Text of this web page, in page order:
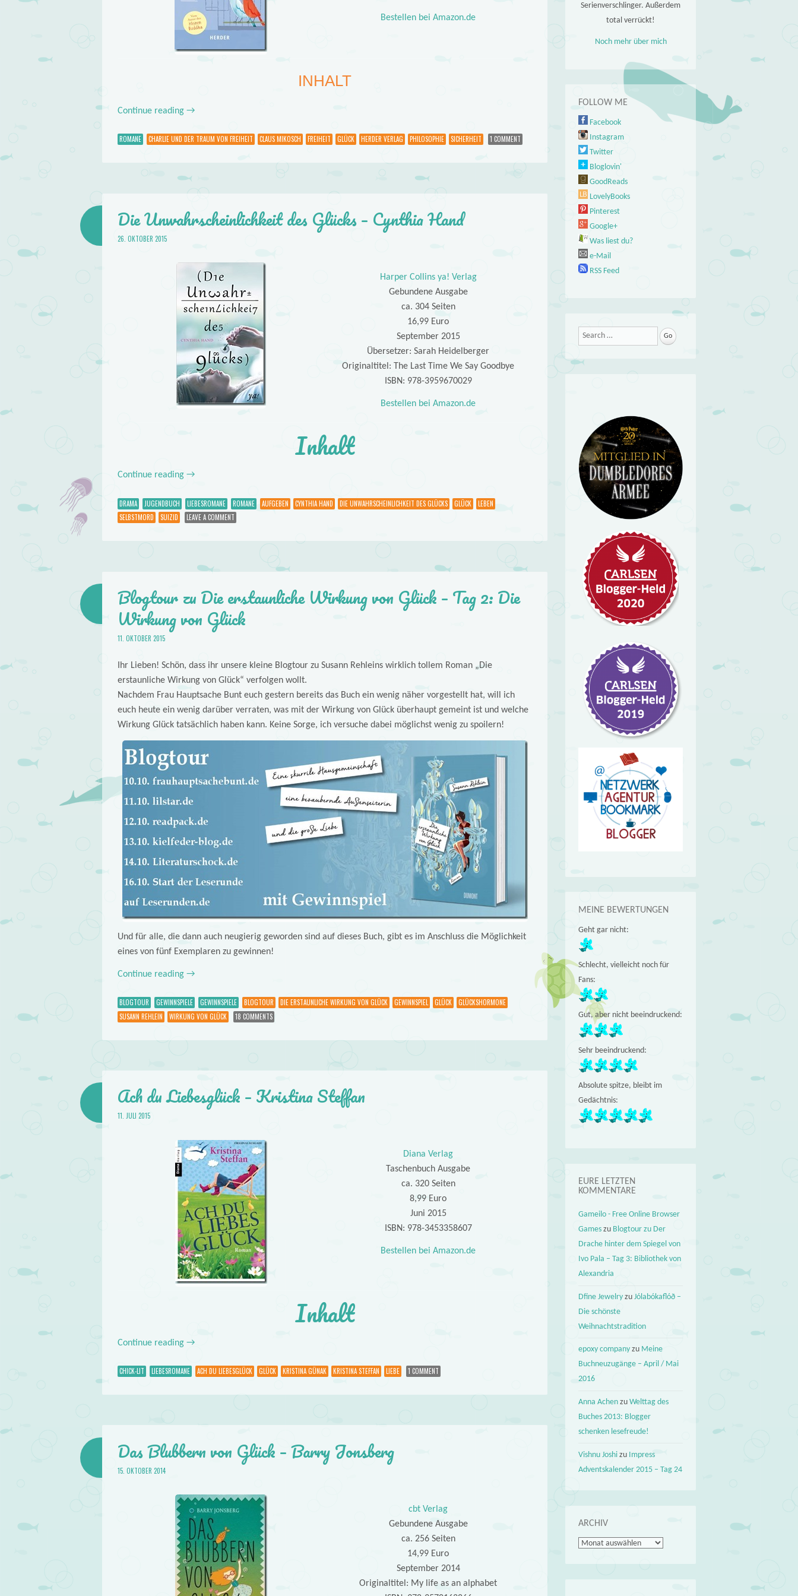
Bestellen bei Amazon.de
INHALT
Continue reading →
ROMANE CHARLIE UND DER TRAUM VON FREIHEIT CLAUS MIKOSCH FREIHEIT GLÜCK HERDER VERLAG PHILOSOPHIE SICHERHEIT 1 COMMENT
Die Unwahrscheinlichkeit des Glücks – Cynthia Hand
26. OKTOBER 2015
Harper Collins ya! Verlag
Gebundene Ausgabe
ca. 304 Seiten
16,99 Euro
September 2015
Übersetzer: Sarah Heidelberger
Originaltitel: The Last Time We Say Goodbye
ISBN: 978-3959670029
Bestellen bei Amazon.de
Inhalt
Continue reading →
DRAMA JUGENDBUCH LIEBESROMANE ROMANE AUFGEBEN CYNTHIA HAND DIE UNWAHRSCHEINLICHKEIT DES GLÜCKS GLÜCK
LEBEN
SELBSTMORD
SUIZID LEAVE A COMMENT
Blogtour zu Die erstaunliche Wirkung von Glück – Tag 2: Die
Wirkung von Glück
11. OKTOBER 2015
Ihr Lieben! Schön, dass ihr unsere kleine Blogtour zu Susann Rehleins wirklich tollem Roman „Die
erstaunliche Wirkung von Glück“ verfolgen wollt.
Nachdem Frau Hauptsache Bunt euch gestern bereits das Buch ein wenig näher vorgestellt hat, will ich
euch heute ein wenig darüber verraten, was mit der Wirkung von Glück überhaupt gemeint ist und welche
Wirkung Glück tatsächlich haben kann. Keine Sorge, ich versuche dabei möglichst wenig zu spoilern!
Und für alle, die dann auch neugierig geworden sind auf dieses Buch, gibt es im Anschluss die Möglichkeit
eines von fünf Exemplaren zu gewinnen!
Continue reading →
BLOGTOUR GEWINNSPIELE GEWINNSPIELE BLOGTOUR DIE ERSTAUNLICHE WIRKUNG VON GLÜCK GEWINNSPIEL GLÜCK
GLÜCKSHORMONE
SUSANN REHLEIN
WIRKUNG VON GLÜCK 18 COMMENTS
Ach du Liebesglück – Kristina Steffan
11. JULI 2015
Diana Verlag
Taschenbuch Ausgabe
ca. 320 Seiten
8,99 Euro
Juni 2015
ISBN: 978-3453358607
Bestellen bei Amazon.de
Inhalt
Continue reading →
CHICK-LIT LIEBESROMANE ACH DU LIEBESGLÜCK GLÜCK KRISTINA GÜNAK KRISTINA STEFFAN LIEBE 1 COMMENT
Das Blubbern von Glück – Barry Jonsberg
15. OKTOBER 2014
cbt Verlag
Gebundene Ausgabe
ca. 256 Seiten
14,99 Euro
September 2014
Originaltitel: My life as an alphabet
Serienverschlinger. Außerdem
total verrückt!
Noch mehr über mich
FOLLOW ME
Facebook
Instagram
Twitter
Bloglovin'
GoodReads
LovelyBooks
Pinterest
Google+
Was liest du?
e-Mail
RSS Feed
Search
MEINE BEWERTUNGEN
Geht gar nicht:
Schlecht, vielleicht noch für
Fans:
Gut, aber nicht beeindruckend:
Sehr beeindruckend:
Absolute spitze, bleibt im
Gedächtnis:
EURE LETZTEN
KOMMENTARE
Gameilo - Free Online Browser
Games zu Blogtour zu Der
Drache hinter dem Spiegel von
Ivo Pala – Tag 3: Bibliothek von
Alexandria
Dfine Jewelry zuJólabókaflóð –
Die schönste
Weihnachtstradition
epoxy company zu Meine
Buchneuzugänge – April / Mai
2016
Anna Achen zuWelttag des
Buches 2013: Blogger
schenken lesefreude!
Vishnu Joshi zu Impress
Adventskalender 2015 – Tag 24
ARCHIV
Archiv